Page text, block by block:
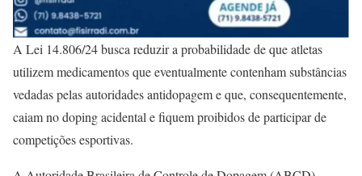
A Lei 14.806/24 busca reduzir a probabilidade de que atletas
utilizem medicamentos que eventualmente contenham substâncias
vedadas pelas autoridades antidopagem e que, consequentemente,
caiam no doping acidental e fiquem proibidos de participar de
competições esportivas.